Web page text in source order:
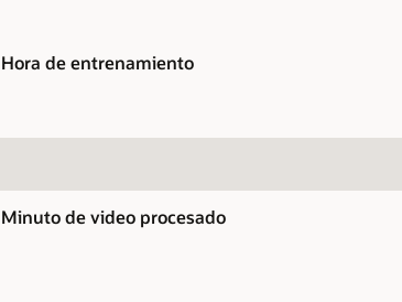
Hora de entrenamiento
Minuto de video procesado